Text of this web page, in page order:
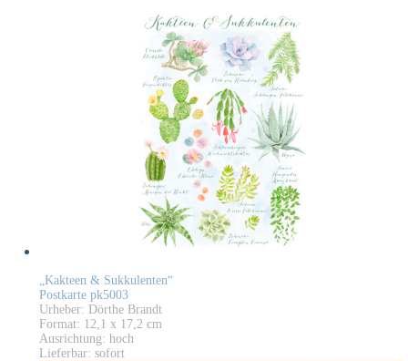
„Kakteen & Sukkulenten“
Postkarte pk5003
Urheber: Dörthe Brandt
Format: 12,1 x 17,2 cm
Ausrichtung: hoch
Lieferbar: sofort